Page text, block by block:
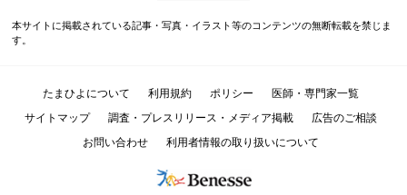
本サイトに掲載されている記事・写真・イラスト等のコンテンツの無断転載を禁じま
す。
たまひよについて 利用規約 ポリシー
医師・専門家一覧
サイトマップ
調査・プレスリリース・メディア掲載
広告のご相談
お問い合わせ
利用者情報の取り扱いについて